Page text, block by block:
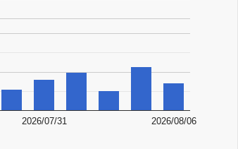
2026/07/31 2026/08/06